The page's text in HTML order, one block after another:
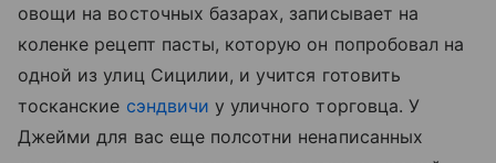
овощи на восточных базарах, записывает на
коленке рецепт пасты, которую он попробовал на
одной из улиц Сицилии, и учится готовить
тосканские сэндвичи у уличного торговца. У
Джейми для вас еще полсотни ненаписанных